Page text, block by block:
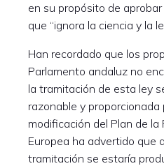
en su propósito de
que “ignora la ciencia y la
Han recordado que los
Parlamento andaluz no
la tramitación de esta ley
razonable y
modificación del Plan de la
Europea ha advertido que
tramitación se estaría